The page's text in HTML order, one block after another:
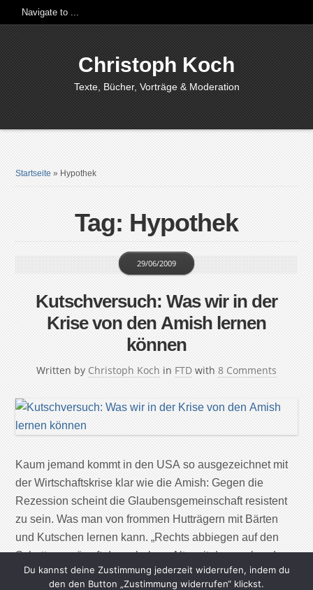
Christoph Koch
Texte, Bücher, Vorträge & Moderation
Startseite » Hypothek
Tag: Hypothek
Kutschversuch: Was wir in der
Krise von den Amish lernen
können
Written by Christoph Koch
29/06/2009
in FTD with 8 Comments
Kaum jemand kommt in den USA so ausgezeichnet mit
der Wirtschaftskrise klar wie die Amish: Gegen die
Rezession scheint die Glaubensgemeinschaft resistent
zu sein. Was man von frommen Hutträgern mit Bärten
und Kutschen lernen kann. „Rechts abbiegen auf den
Schotterweg“, ruft der zahnlose Alte mit dem wehenden
Bart von seiner Kutsche herunter. „Wenn Sie die […]
Du kannst deine Zustimmung jederzeit widerrufen, indem du
den den Button „Zustimmung widerrufen“ klickst.